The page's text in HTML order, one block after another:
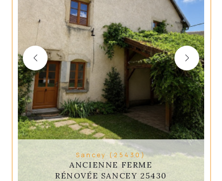
Sancey (25430)
ANCIENNE FERME
RÉNOVÉE SANCEY 25430